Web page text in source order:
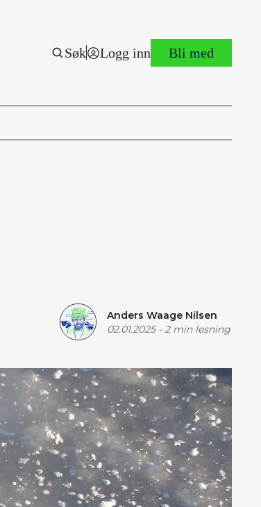
Søk Logg inn Bli med
Anders Waage Nilsen
02.01.2025- 2 min lesning